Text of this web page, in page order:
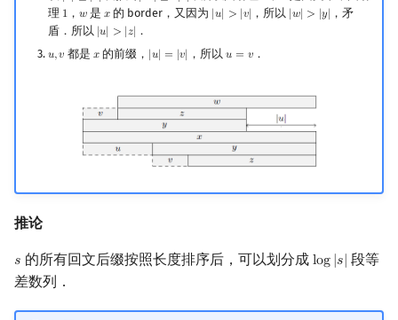
理 1
1 ， 𝑤
w 是𝑥
x 的 border，又因为 |𝑢| > |𝑣|
|u >| | ，所以 |𝑤| > |𝑦|
|w >| |
，矛
盾．所以 |𝑢| > |𝑧|
|u >| | ．
𝑢,𝑣
u,v 都是 𝑥
x 的前缀， |𝑢| = |𝑣|
|u =| | ，所以 𝑢 = 𝑣
u=v ．
推论
𝑠
s 的所有回文后缀按照长度排序后，可以划分成 log|𝑠|
log s 段等
差数列．